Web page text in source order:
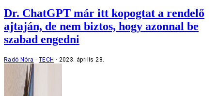
Dr. ChatGPT már itt kopogtat a rendelő
ajtaján, de nem biztos, hogy azonnal be
szabad engedni
Radó Nóra TECH 2023. április 28.